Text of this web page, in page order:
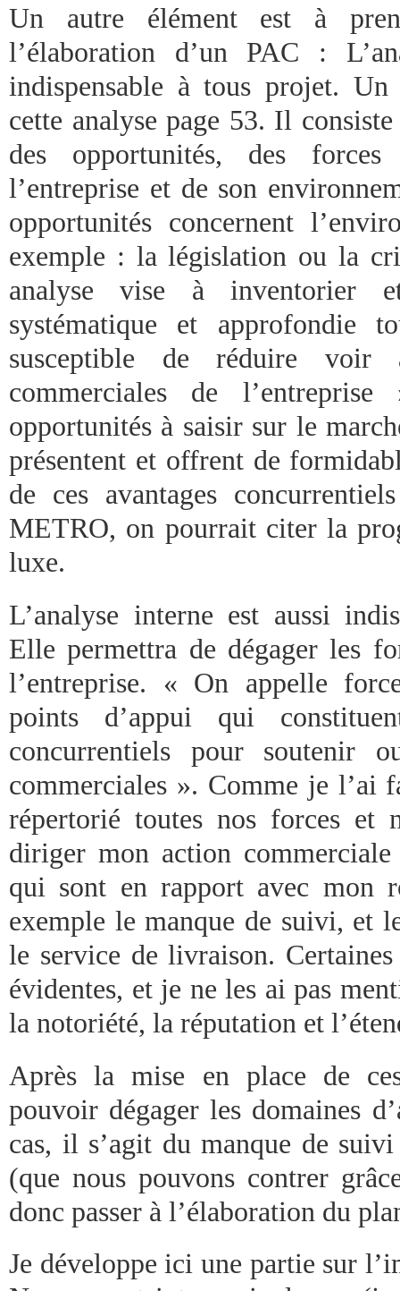
Un autre élément est à
l’élaboration d’un PAC :
indispensable à tous projet. Un
cette analyse page 53. Il consiste
des opportunités, des
l’entreprise et de son
opportunités concernent
exemple : la législation ou la
analyse vise à inventorier
systématique et approfondie
susceptible de réduire voir
commerciales de
opportunités à saisir sur le
présentent et offrent de
de ces avantages
METRO, on pourrait citer la
luxe.
L’analyse interne est aussi
Elle permettra de dégager les
l’entreprise. « On appelle
points d’appui qui
concurrentiels pour soutenir
commerciales ». Comme je l’ai
répertorié toutes nos forces et
diriger mon action
qui sont en rapport avec mon
exemple le manque de suivi, et
le service de livraison.
évidentes, et je ne les ai pas
la notoriété, la réputation et
Après la mise en place de
pouvoir dégager les domaines
cas, il s’agit du manque de
(que nous pouvons contrer
donc passer à l’élaboration du
Je développe ici une partie sur